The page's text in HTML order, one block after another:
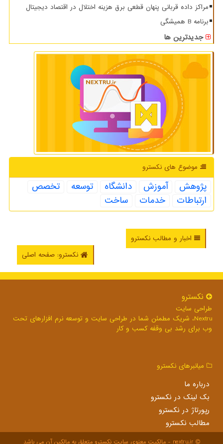
مراکز داده قربانی پنهان قطعی برق هزینه اختلال در اقتصاد دیجیتال
برنامه B همیشگی
جدیدترین ها
موضوع های نكسترو
پژوهش آموزش دانشگاه توسعه
تخصص
ارتباطات
خدمات ساخت
اخبار و مطالب نکسترو
نکسترو: صفحه اصلی
نكسترو
طراحی سایت
Nextru، شریک مطمئن شما در طراحی سایت و توسعه نرم افزارهای تحت
وب برای رشد بی وقفه کسب و کار
میانبرهای نكسترو
درباره ما
بک لینک در نكسترو
رپورتاژ در نكسترو
مطالب نكسترو